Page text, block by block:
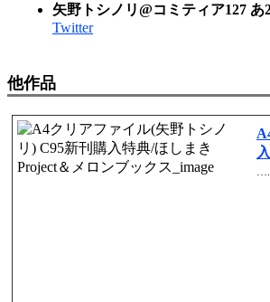
矢野トシノリ@コミティア127 あ
Twitter
他作品